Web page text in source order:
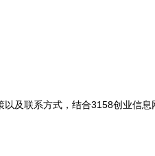
及联系方式，结合3158创业信